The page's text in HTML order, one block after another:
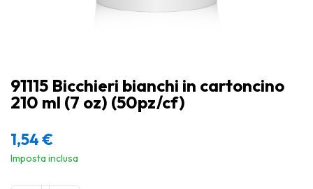
91115 Bicchieri bianchi in cartoncino
210 ml (7 oz) (50pz/cf)
1,54€
Imposta inclusa